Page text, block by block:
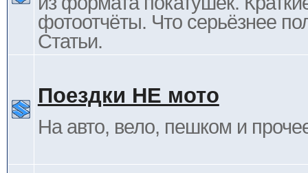
фотоотчёты. Что серьёзнее
Статьи.
Поездки НЕ мото
На авто, вело, пешком и